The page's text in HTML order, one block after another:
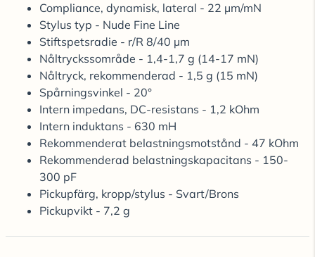
Compliance, dynamisk, lateral - 22 µm/mN
Stylus typ - Nude Fine Line
Stiftspetsradie - r/R 8/40 µm
Nåltryckssområde - 1,4-1,7 g (14-17 mN)
Nåltryck, rekommenderad - 1,5 g (15 mN)
Spårningsvinkel - 20°
Intern impedans, DC-resistans - 1,2 kOhm
Intern induktans - 630 mH
Rekommenderat belastningsmotstånd - 47 kOhm
Rekommenderad belastningskapacitans - 150-
300 pF
Pickupfärg, kropp/stylus - Svart/Brons
Pickupvikt - 7,2 g